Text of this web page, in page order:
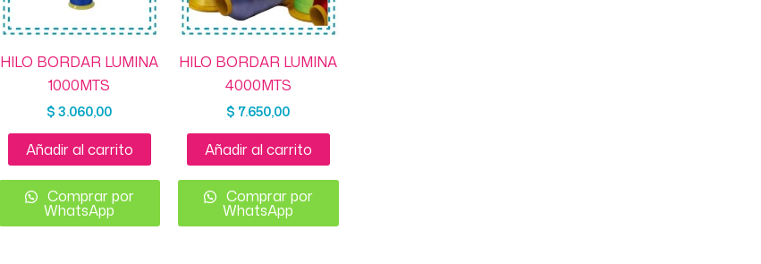
HILO BORDAR LUMINA
1000MTS
$3.060,00
Añadir al carrito
Comprar por
WhatsApp
HILO BORDAR LUMINA
4000MTS
$ 7.650,00
Añadir al carrito
Comprar por
WhatsApp